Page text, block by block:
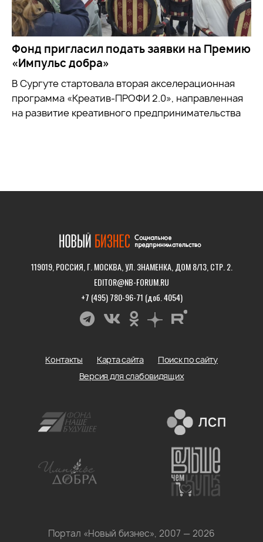
Фонд пригласил подать заявки на Премию
«Импульс добра»
В Сургуте стартовала вторая акселерационная
программа «Креатив-ПРОФИ 2.0», направленная
на развитие креативного предпринимательства
119019, РОССИЯ, Г. МОСКВА, УЛ. ЗНАМЕНКА, ДОМ 8/13, СТР. 2.
EDITOR@NB-FORUM.RU
+7 (495) 780-96-71 (доб. 4054)
Портал «Новый бизнес», 2007 — 2026
Контакты Карта сайта
Поиск по сайту
Версия для слабовидящих